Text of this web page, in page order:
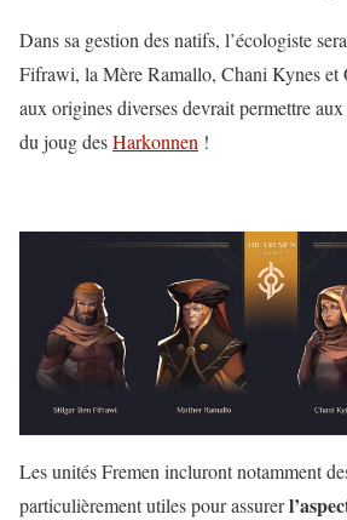
Dans sa gestion des natifs, l’écologiste
Fifrawi, la Mère Ramallo, Chani Kynes et
aux origines diverses devrait permettre
du joug desHarkonnen !
Les unités Fremen incluront notamment
particulièrement utiles pour assurer